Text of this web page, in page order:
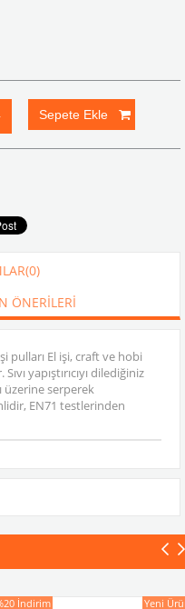
(0)
ÖNERILERI
pulları El işi, craft ve hobi
yapıştırıcıyı dilediğiniz
üzerine serperek
EN71 testlerinden
İndirim Yeni Ürün